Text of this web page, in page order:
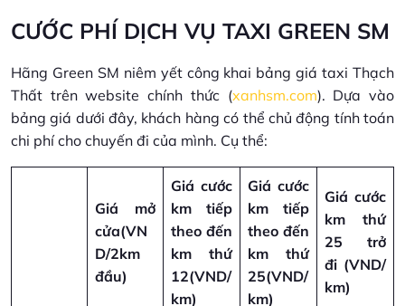
CƯỚC PHÍ DỊCH VỤ TAXI GREEN SM
Hãng Green SM niêm yết công khai bảng giá taxi Thạch
Thất trên website chính thức (xanhsm.com). Dựa vào
bảng giá dưới đây, khách hàng có thể chủ động tính toán
chi phí cho chuyến đi của mình. Cụ thể:
Giá mở
cửa(VN
D/2km
đầu)
Giá cước
km tiếp
theo đến
km thứ
12(VND/
km)
Giá cước
km tiếp
theo đến
km thứ
25(VND/
km)
Giá cước
km thứ
25 trở
đi (VND/
km)